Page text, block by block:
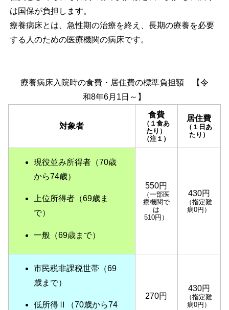
は国保が負担します。
療養病床とは、急性期の治療を終え、長期の療養を必要
する人のための医療機関の病床です。
療養病床入院時の食費・居住費の標準負担額 【令
和8年6月1日～】
対象者
食費
（１食あ
たり）
（注１）
居住費
（１日あ
たり）
現役並み所得者（70歳
から74歳）
上位所得者（69歳ま
で）
一般（69歳まで）
550円
（一部医
療機関で
は
510円）
430円
（指定難
病0円）
市民税非課税世帯（69
歳まで）
低所得Ⅱ（70歳から74
270円
430円
（指定難
病0円）